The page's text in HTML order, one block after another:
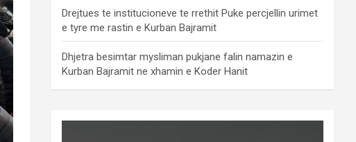
Drejtues te institucioneve te rrethit Puke percjellin urimet
e tyre me rastin e Kurban Bajramit
Dhjetra besimtar mysliman pukjane falin namazin e
Kurban Bajramit ne xhamin e Koder Hanit